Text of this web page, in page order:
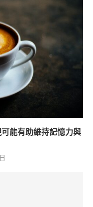
能有助維持記憶力與